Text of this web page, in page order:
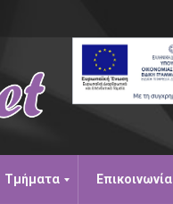
Τμήματα Επικοινωνία